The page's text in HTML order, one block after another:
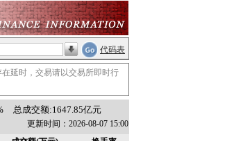
代码表
延时，交易请以交易所即时行
总成交额:1647.85亿元
更新时间：2026-08-07 15:00